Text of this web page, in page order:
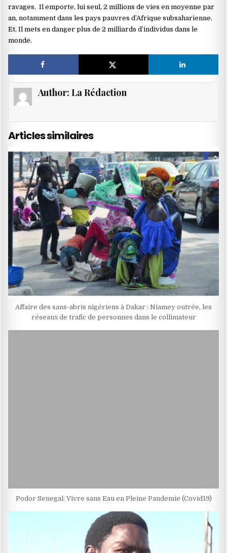
ravages. Il emporte, lui seul, 2 millions de vies en moyenne par
an, notamment dans les pays pauvres d’Afrique subsaharienne.
Et, Il mets en danger plus de 2 milliards d’individus dans le
monde.
Author: La Rédaction
Articles similaires
Affaire des sans-abris nigériens à Dakar : Niamey outrée, les
réseaux de trafic de personnes dans le collimateur
Podor Senegal: Vivre sans Eau en Pleine Pandemie (Covid19)